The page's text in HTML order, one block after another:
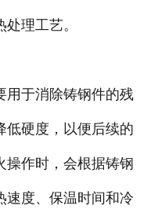
联系我们
理工艺。
于消除铸钢件的残
低硬度，以便后续的
操作时，会根据铸钢
速度、保温时间和冷